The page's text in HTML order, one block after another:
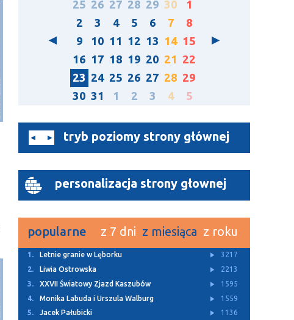
25 26 27 28 29 30
1
2
3 4 5 6 7
8
9
10 11 12 13 14 15
16 17 18 19 20 21 22
23 24 25 26 27 28 29
30 31 1 2 3 4 5
tryb poziomy strony głównej
personalizacja strony głownej
popularne z 7 dni z miesiąca z roku
1. Letnie granie w Lęborku
3217
2.
Liwia Ostrowska
2213
3.
XXVII Światowy Zjazd Kaszubów
1595
4.
Monika Labuda i Urszula Walburg
1559
5.
Jacek Pałubicki 1136